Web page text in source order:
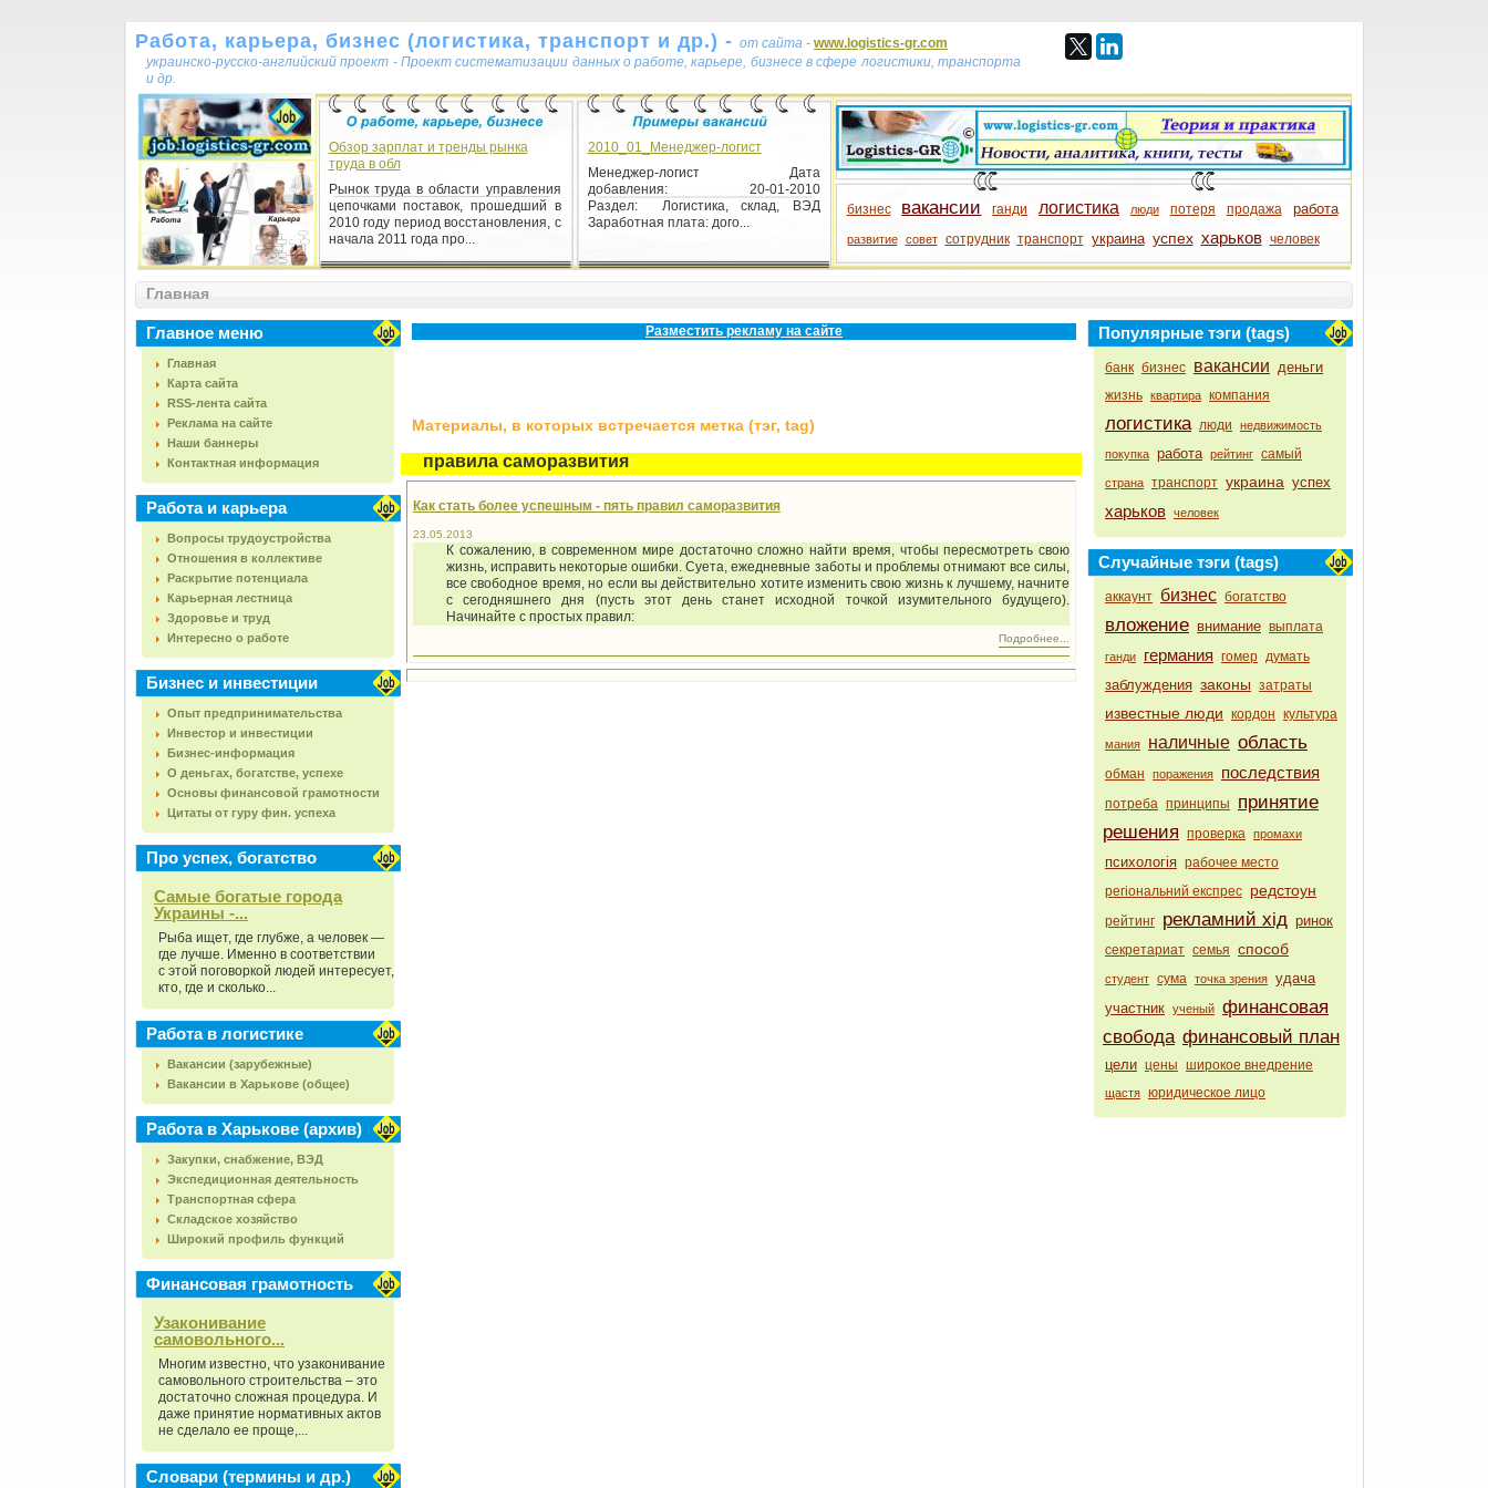
Работа, карьера, бизнес (логистика, транспорт и др.) - от сайта - www.logistics-gr.com
украинско-русско-английский проект - Проект систематизации данных о работе, карьере, бизнесе в сфере логистики, транспорта
и др.
Обзор зарплат и тренды рынка
труда в обл
Рынок труда в области управления
цепочками поставок, прошедший в
2010 году период восстановления, с
начала 2011 года про...
2010_01_Менеджер-логист
Менеджер-логист Дата
добавления: 20-01-2010
Раздел: Логистика, склад, ВЭД
Заработная плата: дого...
бизнес вакансии ганди логистика люди потеря продажа работа
развитие совет сотрудник транспорт украина успех харьков человек
Главная
Главное меню
Главная
Карта сайта
RSS-лента сайта
Реклама на сайте
Наши баннеры
Контактная информация
Работа и карьера
Вопросы трудоустройства
Отношения в коллективе
Раскрытие потенциала
Карьерная лестница
Здоровье и труд
Интересно о работе
Бизнес и инвестиции
Опыт предпринимательства
Инвестор и инвестиции
Бизнес-информация
О деньгах, богатстве, успехе
Основы финансовой грамотности
Цитаты от гуру фин. успеха
Про успех, богатство
Самые богатые города
Украины -...
Рыба ищет, где глубже, а человек —
где лучше. Именно в соответствии
с этой поговоркой людей интересует,
кто, где и сколько...
Работа в логистике
Вакансии (зарубежные)
Вакансии в Харькове (общее)
Работа в Харькове (архив)
Закупки, снабжение, ВЭД
Экспедиционная деятельность
Транспортная сфера
Складское хозяйство
Широкий профиль функций
Финансовая грамотность
Узаконивание
самовольного...
Многим известно, что узаконивание
самовольного строительства – это
достаточно сложная процедура. И
даже принятие нормативных актов
не сделало ее проще,...
Словари (термины и др.)
Разместить рекламу на сайте
Материалы, в которых встречается метка (тэг, tag)
правила саморазвития
Как стать более успешным - пять правил саморазвития
23.05.2013
К сожалению, в современном мире достаточно сложно найти время, чтобы пересмотреть свою
жизнь, исправить некоторые ошибки. Суета, ежедневные заботы и проблемы отнимают все силы,
все свободное время, но если вы действительно хотите изменить свою жизнь к лучшему, начните
с сегодняшнего дня (пусть этот день станет исходной точкой изумительного будущего).
Начинайте с простых правил:
Подробнее...
Популярные тэги (tags)
банк бизнес вакансии деньги
жизнь квартира компания
логистика люди недвижимость
покупка работа рейтинг самый
страна транспорт украина успех
харьков человек
Случайные тэги (tags)
аккаунт бизнес богатство
вложение внимание выплата
ганди германия гомер думать
заблуждения законы затраты
известные люди кордон культура
мания наличные область
обман поражения последствия
потреба принципы
принятие
решения проверка промахи
психологія рабочее место
регіональний експрес редстоун
рейтинг рекламний хід ринок
секретариат семья способ
студент сума точка зрения удача
участник ученый финансовая
свобода финансовый план
цели цены широкое внедрение
щастя юридическое лицо